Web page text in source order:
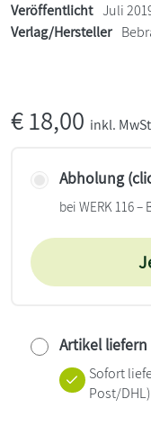
Veröffentlicht Juli
Verlag/Hersteller
€18,00 inkl.
Abholung
bei WERK 116
Artikel liefern
Sofort
Post/DHL)